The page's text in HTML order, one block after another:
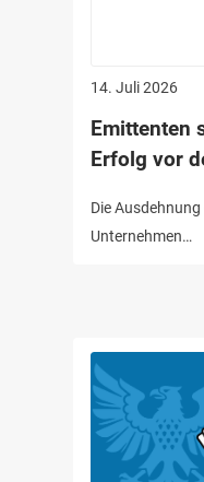
14. Juli 2026
Emittenten
Erfolg vor
Die
Unternehmen…